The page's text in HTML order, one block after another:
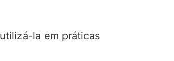
la em práticas